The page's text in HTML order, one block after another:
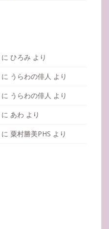
に ひろみ より
に うらわの俳人 より
に うらわの俳人 より
に あわ より
に 粟村勝美PHS より